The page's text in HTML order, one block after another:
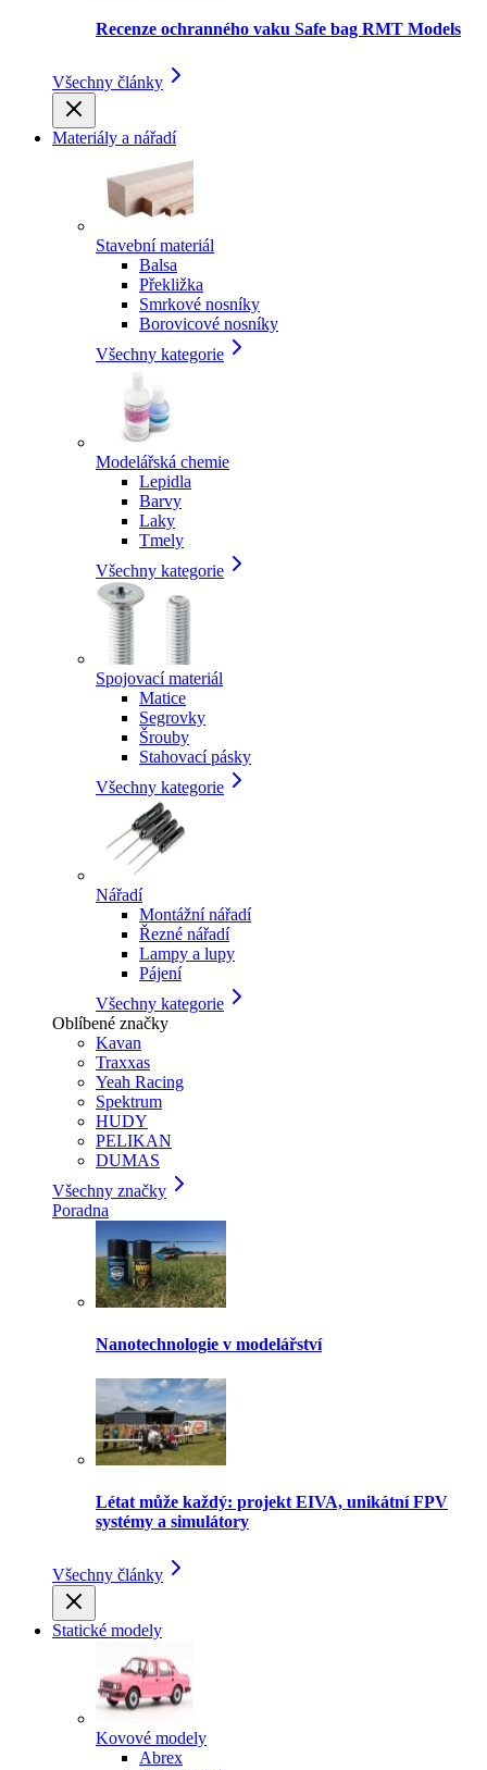
Recenze ochranného vaku Safe bag RMT Models
Všechny články
Materiály a nářadí
Stavební materiál
Balsa
Překližka
Smrkové nosníky
Borovicové nosníky
Všechny kategorie
Modelářská chemie
Lepidla
Barvy
Laky
Tmely
Všechny kategorie
Spojovací materiál
Matice
Segrovky
Šrouby
Stahovací pásky
Všechny kategorie
Nářadí
Montážní nářadí
Řezné nářadí
Lampy a lupy
Pájení
Všechny kategorie
Oblíbené značky
Kavan
Traxxas
Yeah Racing
Spektrum
HUDY
PELIKAN
DUMAS
Všechny značky
Poradna
Nanotechnologie v modelářství
Létat může každý: projekt EIVA, unikátní FPV
systémy a simulátory
Všechny články
Statické modely
Kovové modely
Abrex